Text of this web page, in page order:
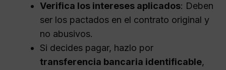
Verifica los intereses aplicados: Deben
ser los pactados en el contrato original y
no abusivos.
Si decides pagar, hazlo por
transferencia bancaria identificable,